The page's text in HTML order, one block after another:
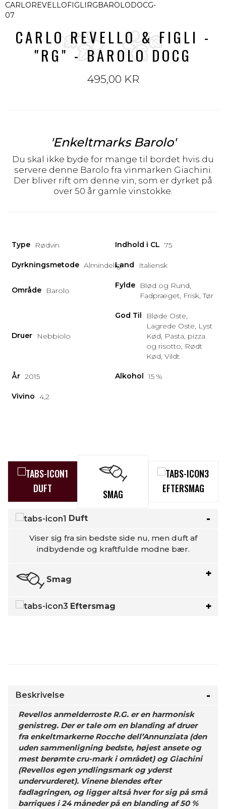
CARLO REVELLO & FIGLI -
"RG" - BAROLO DOCG
495,00 KR
'Enkeltmarks Barolo'
Du skal ikke byde for mange til bordet hvis du
servere denne Barolo fra vinmarken Giachini.
Der bliver rift om denne vin, som er dyrket på
over 50 år gamle vinstokke.
Type Rødvin Indhold i CL 75
Dyrkningsmetode AlmindeligLand Italiensk
Område Barolo
Fylde
Blød og Rund,
Fadpræget, Frisk, Tør
Druer Nebbiolo
God Til
Bløde Oste,
Lagrede Oste, Lyst
Kød, Pasta, pizza
og risotto, Rødt
Kød, Vildt
År 2015 Alkohol 15 %
Vivino 4,2
DUFT SMAG EFTERSMAG
Duft
Viser sig fra sin bedste side nu, men duft af
indbydende og kraftfulde modne bær.
Smag
Eftersmag
Beskrivelse
Revellos anmelderroste R.G. er en harmonisk
genistreg. Der er tale om en blanding af druer
fra enkeltmarkerne Rocche dell’Annunziata (den
uden sammenligning bedste, højest ansete og
mest berømte cru-mark i området) og Giachini
(Revellos egen yndlingsmark og yderst
undervurderet). Vinene blendes efter
fadlagringen, og ligger altså hver for sig på små
barriques i 24 måneder på en blanding af 50 %